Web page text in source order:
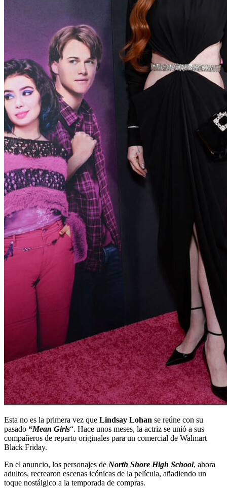
Esta no es la primera vez que Lindsay Lohan se reúne con su
pasado “Mean Girls“. Hace unos meses, la actriz se unió a sus
compañeros de reparto originales para un comercial de Walmart
Black Friday.
En el anuncio, los personajes de North Shore High School, ahora
adultos, recrearon escenas icónicas de la película, añadiendo un
toque nostálgico a la temporada de compras.